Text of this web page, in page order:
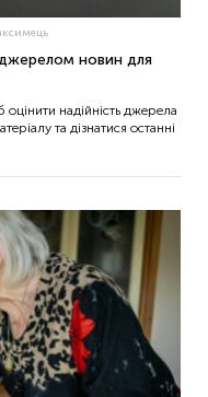
новин для
надійність джерела
та дізнатися останні